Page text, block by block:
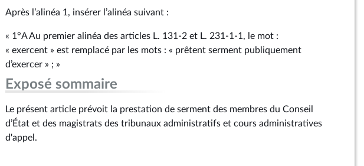
Après l’alinéa 1, insérer l’alinéa suivant :
« 1°A Au premier alinéa des articles L. 131‑2 et L. 231-1-1, le mot :
« exercent » est remplacé par les mots : « prêtent serment publiquement
d’exercer » ; »
Exposé sommaire
Le présent article prévoit la prestation de serment des membres du Conseil
d’État et des magistrats des tribunaux administratifs et cours administratives
d'appel.